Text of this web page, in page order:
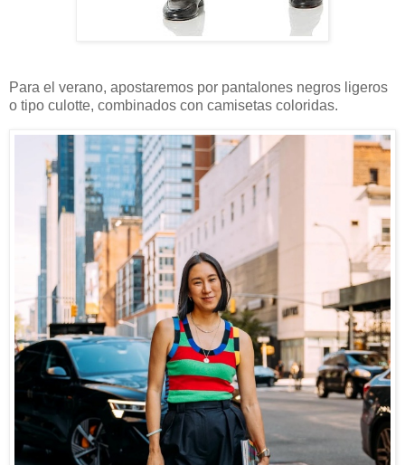
Para el verano, apostaremos por pantalones negros ligeros
o tipo culotte, combinados con camisetas coloridas.